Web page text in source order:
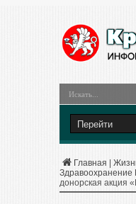
Главная
донорская акция